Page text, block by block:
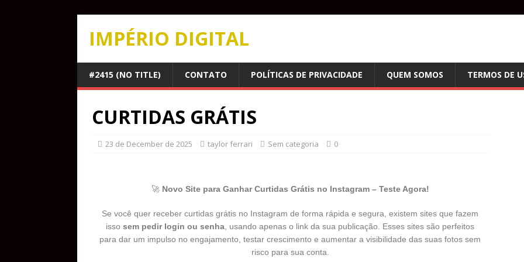
IMPÉRIO DIGITAL
#2415 (NO TITLE) CONTATO POLÍTICAS DE PRIVACIDADE QUEM SOMOS TERMOS DE
CURTIDAS GRÁTIS
23 de December de 2025 taylor ferrari Sem categoria 0
🚀Novo Site para Ganhar Curtidas Grátis no Instagram – Teste Agora!
Se você quer receber curtidas grátis no Instagram de forma rápida e segura, existem sites que fazem
issosem pedir login ou senha , usando apenas o link da sua publicação. Esses sites são perfeitos
para dar um impulso no engajamento, testar crescimento e aumentar a visibilidade das suas fotos sem
risco para sua conta.